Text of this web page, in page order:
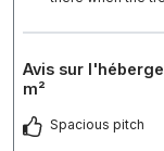
Avis sur
m²
Spacious pitch